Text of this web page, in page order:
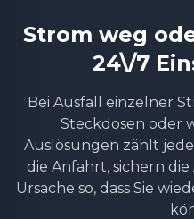
Strom weg
24\/7
Bei Ausfall einzelner
Steckdosen oder
Auslösungen zählt
die Anfahrt, sichern
Ursache so, dass Sie